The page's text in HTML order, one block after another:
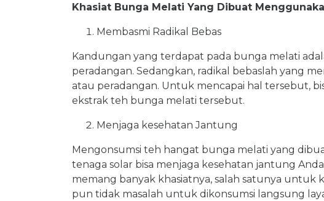
Khasiat Bunga Melati Yang Dibuat
Membasmi Radikal Bebas
Kandungan yang terdapat pada bunga melati
peradangan. Sedangkan, radikal bebaslah yang
atau peradangan. Untuk mencapai hal tersebut,
ekstrak teh bunga melati tersebut.
Menjaga kesehatan Jantung
Mengonsumsi teh hangat bunga melati yang
tenaga solar bisa menjaga kesehatan jantung
memang banyak khasiatnya, salah satunya untuk
pun tidak masalah untuk dikonsumsi langsung